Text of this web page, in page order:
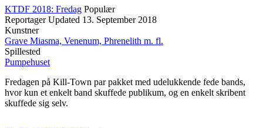
KTDF 2018: Fredag Populær
Reportager Updated 13. September 2018
Kunstner
Grave Miasma, Venenum, Phrenelith m. fl.
Spillested
Pumpehuset
Fredagen på Kill-Town par pakket med udelukkende fede bands,
hvor kun et enkelt band skuffede publikum, og en enkelt skribent
skuffede sig selv.